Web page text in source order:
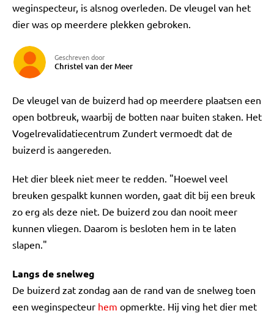
weginspecteur, is alsnog overleden. De vleugel van het
dier was op meerdere plekken gebroken.
Geschreven door
Christel van der Meer
De vleugel van de buizerd had op meerdere plaatsen een
open botbreuk, waarbij de botten naar buiten staken. Het
Vogelrevalidatiecentrum Zundert vermoedt dat de
buizerd is aangereden.
Het dier bleek niet meer te redden. "Hoewel veel
breuken gespalkt kunnen worden, gaat dit bij een breuk
zo erg als deze niet. De buizerd zou dan nooit meer
kunnen vliegen. Daarom is besloten hem in te laten
slapen."
Langs de snelweg
De buizerd zat zondag aan de rand van de snelweg toen
een weginspecteur hem opmerkte. Hij ving het dier met